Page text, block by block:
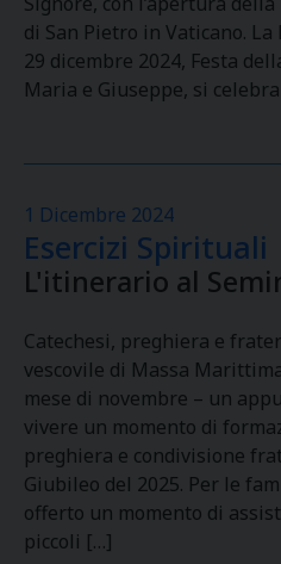
di San Pietro in Vaticano. La
29 dicembre 2024, Festa
Maria e Giuseppe, si
1 Dicembre 2024
Esercizi Spirituali
L'itinerario al
Catechesi, preghiera e
vescovile di Massa
mese di novembre – un
vivere un momento di
preghiera e condivisione
Giubileo del 2025. Per le
offerto un momento di
piccoli […]